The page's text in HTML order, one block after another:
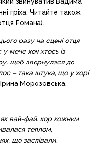
звинуватив Вадима
гріха. Читайте також
Романа).
разу на сцені отця
мене хоч хтось із
щоб звернулася до
– така штука, що у хорі
Морозовська.
як вай-фай, хор кожним
теплом,
що заспівали,